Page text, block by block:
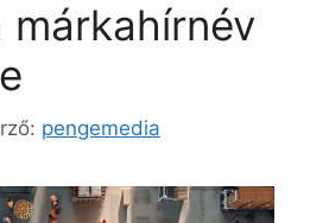
márkahírnév
pengemedia